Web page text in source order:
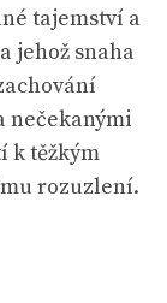
tajemství a
jehož snaha
nečekanými
k těžkým
rozuzlení.